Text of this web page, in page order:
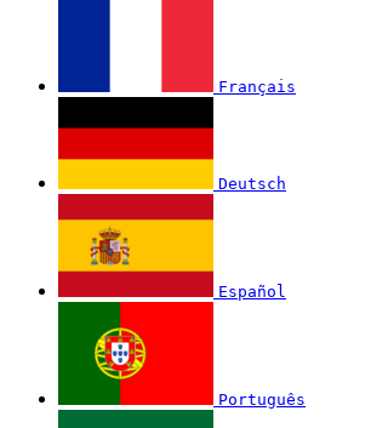
Français
Deutsch
Español
Português